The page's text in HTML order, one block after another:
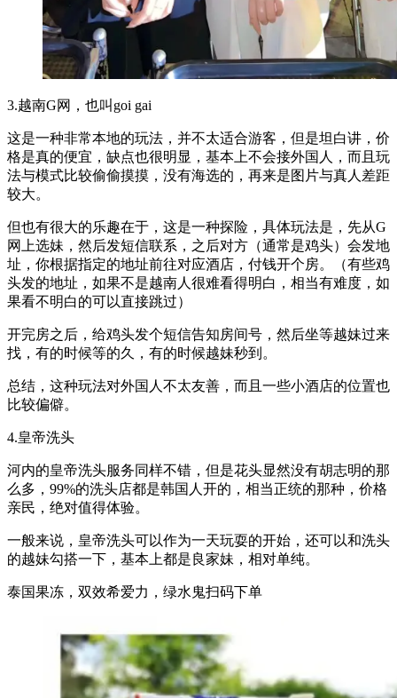
3.越南G网，也叫goi gai
这是一种非常本地的玩法，并不太适合游客，但是坦白讲，价
格是真的便宜，缺点也很明显，基本上不会接外国人，而且玩
法与模式比较偷偷摸摸，没有海选的，再来是图片与真人差距
较大。
但也有很大的乐趣在于，这是一种探险，具体玩法是，先从G
网上选妹，然后发短信联系，之后对方（通常是鸡头）会发地
址，你根据指定的地址前往对应酒店，付钱开个房。（有些鸡
头发的地址，如果不是越南人很难看得明白，相当有难度，如
果看不明白的可以直接跳过）
开完房之后，给鸡头发个短信告知房间号，然后坐等越妹过来
找，有的时候等的久，有的时候越妹秒到。
总结，这种玩法对外国人不太友善，而且一些小酒店的位置也
比较偏僻。
4.皇帝洗头
河内的皇帝洗头服务同样不错，但是花头显然没有胡志明的那
么多，99%的洗头店都是韩国人开的，相当正统的那种，价格
亲民，绝对值得体验。
一般来说，皇帝洗头可以作为一天玩耍的开始，还可以和洗头
的越妹勾搭一下，基本上都是良家妹，相对单纯。
泰国果冻，双效希爱力，绿水鬼扫码下单